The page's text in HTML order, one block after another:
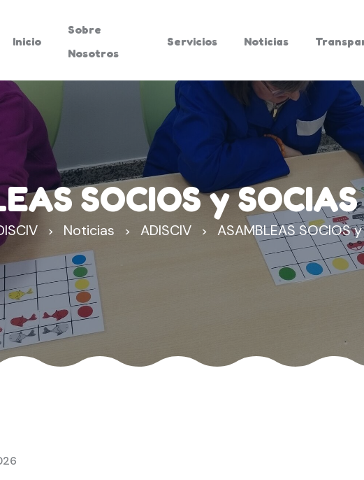
Inicio
Sobre
Nosotros
Servicios Noticias
SOCIOS y
> Noticias > ADISCIV > ASAMBLEAS SOCIOS